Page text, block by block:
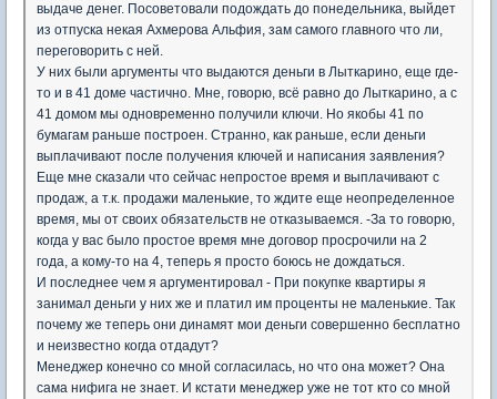
выдаче денег. Посоветовали подождать до понедельника, выйдет
из отпуска некая Ахмерова Альфия, зам самого главного что ли,
переговорить с ней.
У них были аргументы что выдаются деньги в Лыткарино, еще где-
то и в 41 доме частично. Мне, говорю, всё равно до Лыткарино, а с
41 домом мы одновременно получили ключи. Но якобы 41 по
бумагам раньше построен. Странно, как раньше, если деньги
выплачивают после получения ключей и написания заявления?
Еще мне сказали что сейчас непростое время и выплачивают с
продаж, а т.к. продажи маленькие, то ждите еще неопределенное
время, мы от своих обязательств не отказываемся. -За то говорю,
когда у вас было простое время мне договор просрочили на 2
года, а кому-то на 4, теперь я просто боюсь не дождаться.
И последнее чем я аргументировал - При покупке квартиры я
занимал деньги у них же и платил им проценты не маленькие. Так
почему же теперь они динамят мои деньги совершенно бесплатно
и неизвестно когда отдадут?
Менеджер конечно со мной согласилась, но что она может? Она
сама нифига не знает. И кстати менеджер уже не тот кто со мной